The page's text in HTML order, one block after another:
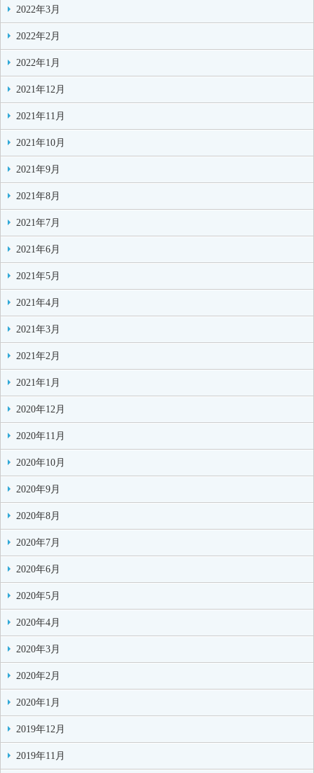
2022年3月
2022年2月
2022年1月
2021年12月
2021年11月
2021年10月
2021年9月
2021年8月
2021年7月
2021年6月
2021年5月
2021年4月
2021年3月
2021年2月
2021年1月
2020年12月
2020年11月
2020年10月
2020年9月
2020年8月
2020年7月
2020年6月
2020年5月
2020年4月
2020年3月
2020年2月
2020年1月
2019年12月
2019年11月